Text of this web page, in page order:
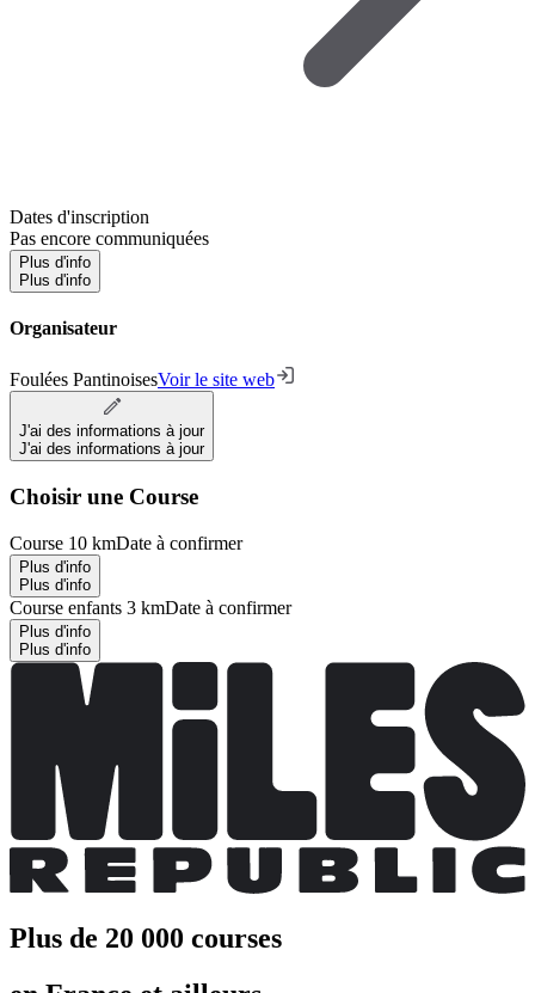
Dates d'inscription
Pas encore communiquées
Plus d'info
Plus d'info
Organisateur
Foulées PantinoisesVoir le site web
J'ai des informations à jour
J'ai des informations à jour
Choisir une Course
Course 10 kmDate à confirmer
Plus d'info
Plus d'info
Course enfants 3 kmDate à confirmer
Plus d'info
Plus d'info
Plus de 20 000 courses